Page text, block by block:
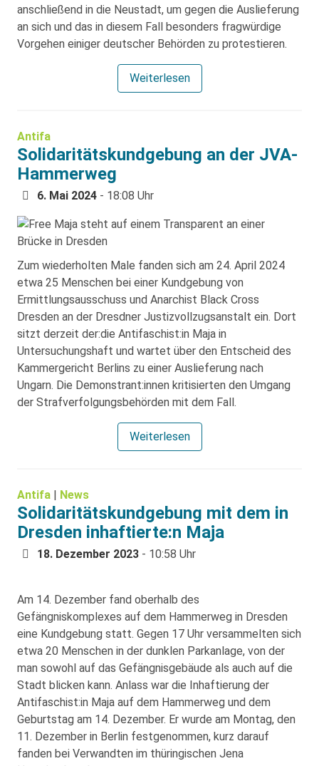
anschließend in die Neustadt, um gegen die Auslieferung
an sich und das in diesem Fall besonders fragwürdige
Vorgehen einiger deutscher Behörden zu protestieren.
Weiterlesen
Antifa
Solidaritätskundgebung an der JVA-
Hammerweg
6. Mai 2024 - 18:08 Uhr
Zum wiederholten Male fanden sich am 24. April 2024
etwa 25 Menschen bei einer Kundgebung von
Ermittlungsausschuss und Anarchist Black Cross
Dresden an der Dresdner Justizvollzugsanstalt ein. Dort
sitzt derzeit der:die Antifaschist:in Maja in
Untersuchungshaft und wartet über den Entscheid des
Kammergericht Berlins zu einer Auslieferung nach
Ungarn. Die Demonstrant:innen kritisierten den Umgang
der Strafverfolgungsbehörden mit dem Fall.
Weiterlesen
Antifa | News
Solidaritätskundgebung mit dem in
Dresden inhaftierte:n Maja
18. Dezember 2023 - 10:58 Uhr
Am 14. Dezember fand oberhalb des
Gefängniskomplexes auf dem Hammerweg in Dresden
eine Kundgebung statt. Gegen 17 Uhr versammelten sich
etwa 20 Menschen in der dunklen Parkanlage, von der
man sowohl auf das Gefängnisgebäude als auch auf die
Stadt blicken kann. Anlass war die Inhaftierung der
Antifaschist:in Maja auf dem Hammerweg und dem
Geburtstag am 14. Dezember. Er wurde am Montag, den
11. Dezember in Berlin festgenommen, kurz darauf
fanden bei Verwandten im thüringischen Jena